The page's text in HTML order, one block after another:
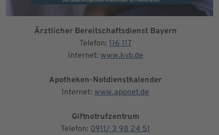
Ärztlicher Bereitschaftsdienst Bayern
Telefon:116 117
Internet: www.kvb.de
Apotheken-Notdienstkalender
Internet: www.aponet.de
Giftnotrufzentrum
Telefon: 0911/ 3 98 24 51